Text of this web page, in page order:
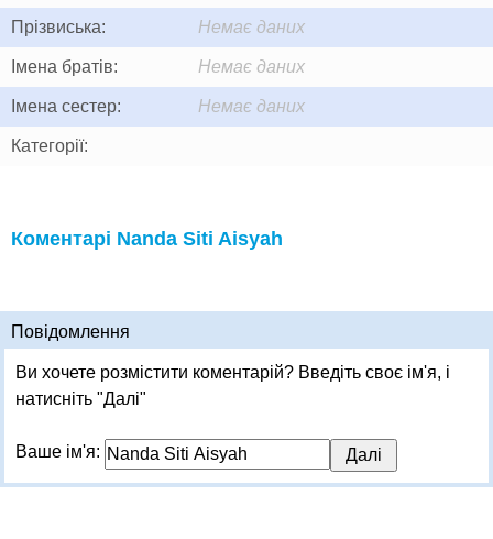
Прізвиська: Немає даних
Імена братів: Немає даних
Імена сестер: Немає даних
Категорії:
Коментарі Nanda Siti Aisyah
Повідомлення
Ви хочете розмістити коментарій? Введіть своє ім'я, і
натисніть "Далі"
Ваше ім'я: